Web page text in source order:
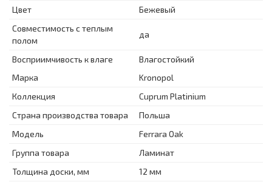
Цвет
Бежевый
Совместимость с теплым
полом
да
Восприимчивость к влаге
Влагостойкий
Марка
Kronopol
Коллекция
Cuprum Platinium
Страна производства товара
Польша
Модель
Ferrara Oak
Группа товара
Ламинат
Толщина доски, мм
12 мм